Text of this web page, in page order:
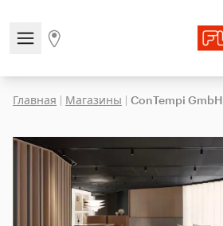
Open/close the navigation menu
Go to stores page
Главная | Магазины | ConTempi GmbH